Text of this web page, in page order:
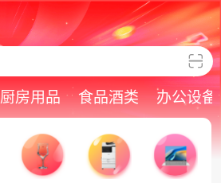
厨房用品 食品酒类 办公设备